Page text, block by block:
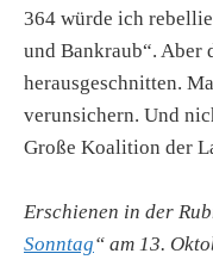
364 würde ich
und Bankraub“. Aber
herausgeschnitten.
verunsichern. Und
Große Koalition der
Erschienen in der
Sonntag“ am 13.